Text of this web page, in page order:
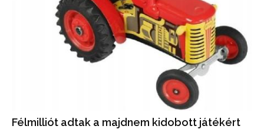
Félmilliót adtak a majdnem kidobott játékért